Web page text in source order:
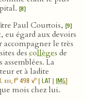
[8]
Paul Courtois, [9]
eu égard aux devoirs
le très
des collèges de
assemblées. La
et à ladite
xiii, fo 498 vo | LAT| IMG]
mois chez lui.